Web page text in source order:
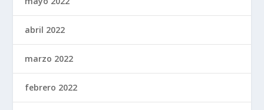
abril 2022
marzo 2022
febrero 2022